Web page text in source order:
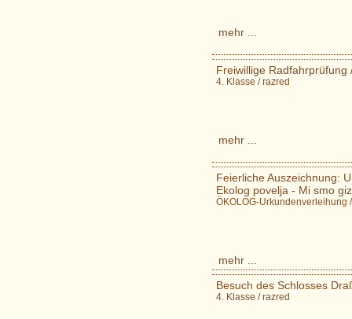
mehr ...
Freiwillige
4. Klasse / razred
mehr ...
Feierliche Auszeichnung:
Ekolog povelja - Mi smo
ÖKOLOG-Urkundenverleihung
mehr ...
Besuch des Schlosses
4. Klasse / razred